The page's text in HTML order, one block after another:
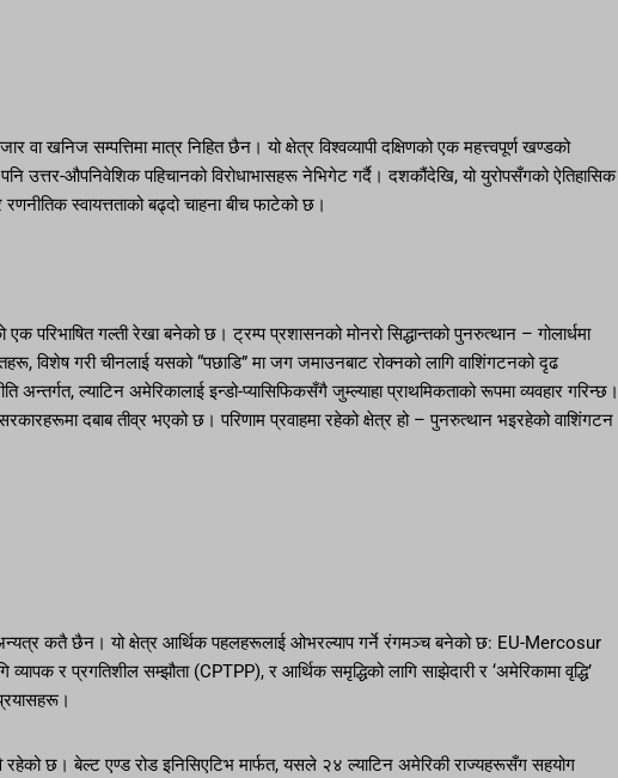
वा खनिज सम्पत्तिमा मात्र निहित छैन। यो क्षेत्र विश्वव्यापी दक्षिणको एक महत्त्वपूर्ण खण्डको
उत्तर-औपनिवेशिक पहिचानको विरोधाभासहरू नेभिगेट गर्दै। दशकौंदेखि, यो युरोपसँगको ऐतिहासिक
स्वायत्तताको बढ्दो चाहना बीच फाटेको छ।
एक परिभाषित गल्ती रेखा बनेको छ। ट्रम्प प्रशासनको मोनरो सिद्धान्तको पुनरुत्थान – गोलार्धमा
विशेष गरी चीनलाई यसको “पछाडि” मा जग जमाउनबाट रोक्नको लागि वाशिंगटनको दृढ
अन्तर्गत, ल्याटिन अमेरिकालाई इन्डो-प्यासिफिकसँगै जुम्ल्याहा प्राथमिकताको रूपमा व्यवहार गरिन्छ।
दबाब तीव्र भएको छ। परिणाम प्रवाहमा रहेको क्षेत्र हो – पुनरुत्थान भइरहेको वाशिंगटन
अन्यत्र कतै छैन। यो क्षेत्र आर्थिक पहलहरूलाई ओभरल्याप गर्ने रंगमञ्च बनेको छ: EU-Mercosur
व्यापक र प्रगतिशील सम्झौता (CPTPP), र आर्थिक समृद्धिको लागि साझेदारी र ‘अमेरिकामा वृद्धि’
रहेको छ। बेल्ट एण्ड रोड इनिसिएटिभ मार्फत, यसले २४ ल्याटिन अमेरिकी राज्यहरूसँग सहयोग